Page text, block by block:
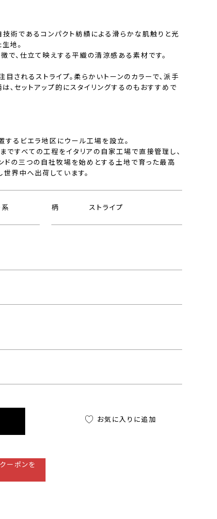
術であるコンパクト紡績による滑らかな肌触りと光
地。
で、仕立て映えする平織の清涼感ある素材です。
目されるストライプ。柔らかいトーンのカラーで、派手
、セットアップ的にスタイリングするのもおすすめで
するビエラ地区にウール工場を設立。
ですべての工程をイタリアの自家工場で直接管理し、
ドの三つの自社牧場を始めとする土地で育った最高
界中へ出荷しています。
系 柄 ストライプ
お気に入りに追加
ーポンを